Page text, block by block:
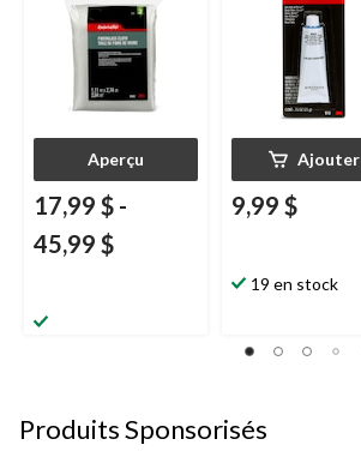
Aperçu
17,99 $ -
45,99 $
Ajouter
9,99 $
19 en stock
Produits Sponsorisés